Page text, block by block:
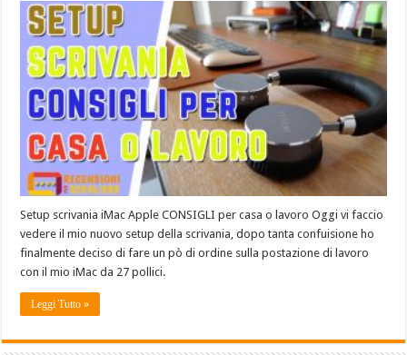
Setup scrivania iMac Apple CONSIGLI per casa o lavoro Oggi vi faccio
vedere il mio nuovo setup della scrivania, dopo tanta confuisione ho
finalmente deciso di fare un pò di ordine sulla postazione di lavoro
con il mio iMac da 27 pollici.
Leggi Tutto »